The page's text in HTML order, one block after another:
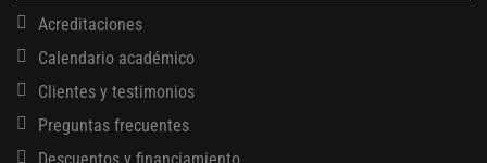
Acreditaciones
Calendario académico
Clientes y testimonios
Preguntas frecuentes